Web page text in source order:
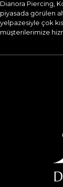
Dianora Piercing,
piyasada görülen
yelpazesiyle çok
müşterilerimize